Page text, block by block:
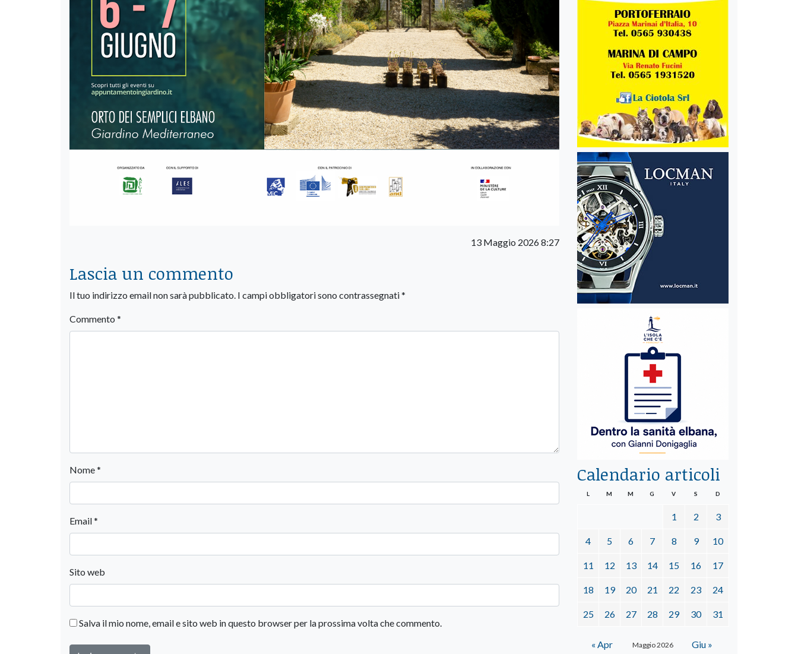
13 Maggio 2026 8:27
Lascia un commento
Il tuo indirizzo email non sarà pubblicato. I campi obbligatori sono contrassegnati*
Commento *
Nome*
Email*
Sito web
Salva il mio nome, email e sito web in questo browser per la prossima volta che commento.
Calendario articoli
Maggio 2026
L M M G V S D
1 2 3
4 5 6 7 8 9 10
11 12 13 14 15 16 17
18 19 20 21 22 23 24
25 26 27 28 29 30 31
« Apr Giu »